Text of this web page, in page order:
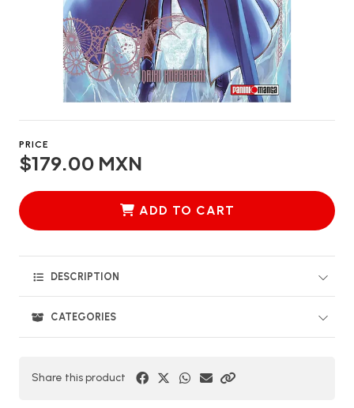
PRICE
$179.00 MXN
ADD TO CART
DESCRIPTION
CATEGORIES
Share this product